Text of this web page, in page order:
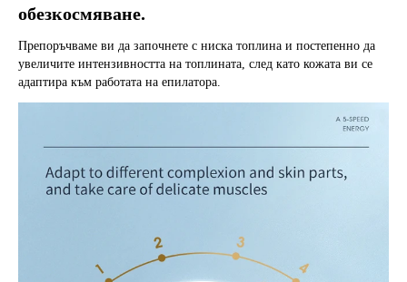
обезкосмяване.
Препоръчваме ви да започнете с ниска топлина и постепенно да
увеличите интензивността на топлината, след като кожата ви се
адаптира към работата на епилатора.